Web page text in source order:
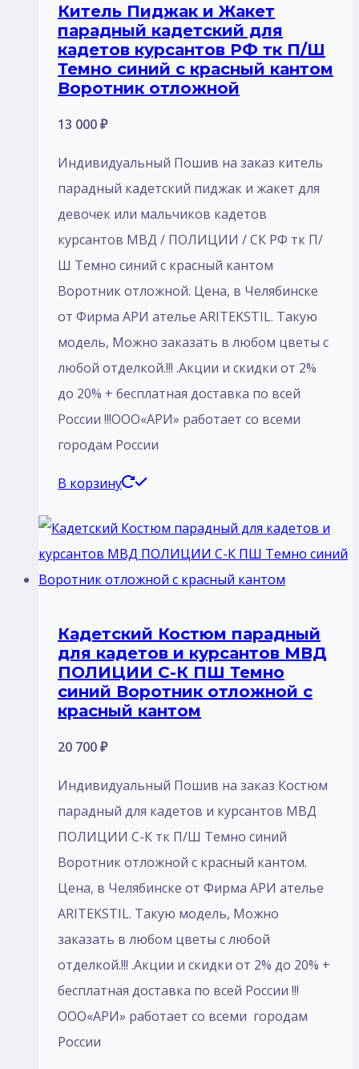
Китель Пиджак и Жакет
парадный кадетский для
кадетов курсантов РФ тк П/Ш
Темно синий с красный кантом
Воротник отложной
13 000₽
Индивидуальный Пошив на заказ китель
парадный кадетский пиджак и жакет для
девочек или мальчиков кадетов
курсантов МВД / ПОЛИЦИИ / СК РФ тк П/
Ш Темно синий с красный кантом
Воротник отложной. Цена, в Челябинске
от Фирма АРИ ателье ARITEKSTIL. Такую
модель, Mожно заказать в любом цветы с
любой отделкой.!!! .Акции и скидки от 2%
до 20% + бесплатная доставка по всей
России !!!ООО«АРИ» работает со всеми
городам России
В корзину
Кадетский Костюм парадный
для кадетов и курсантов МВД
ПОЛИЦИИ С-К ПШ Темно
синий Воротник отложной с
красный кантом
20 700₽
Индивидуальный Пошив на заказ Костюм
парадный для кадетов и курсантов МВД
ПОЛИЦИИ С-К тк П/Ш Темно синий
Воротник отложной с красный кантом.
Цена, в Челябинске от Фирма АРИ ателье
ARITEKSTIL. Такую модель, Mожно
заказать в любом цветы с любой
отделкой.!!! .Акции и скидки от 2% до 20% +
бесплатная доставка по всей России !!!
ООО«АРИ» работает со всеми городам
России